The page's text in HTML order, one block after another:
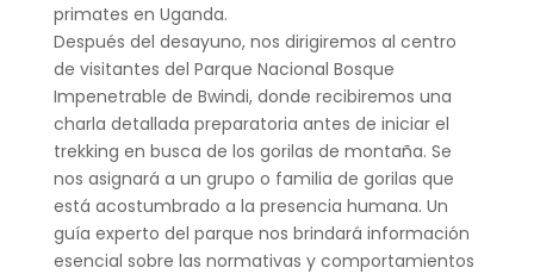
primates en Uganda.
Después del desayuno, nos dirigiremos al centro
de visitantes del Parque Nacional Bosque
Impenetrable de Bwindi, donde recibiremos una
charla detallada preparatoria antes de iniciar el
trekking en busca de los gorilas de montaña. Se
nos asignará a un grupo o familia de gorilas que
está acostumbrado a la presencia humana. Un
guía experto del parque nos brindará información
esencial sobre las normativas y comportamientos